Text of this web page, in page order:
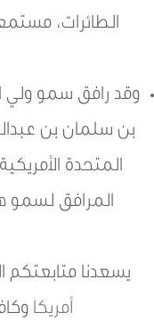
الطائرات،
وقد رافق سمو ولي
بن سلمان بن
المتحدة
المرافق لسمو ه
يسعدنا متابعتكم
أمريكا